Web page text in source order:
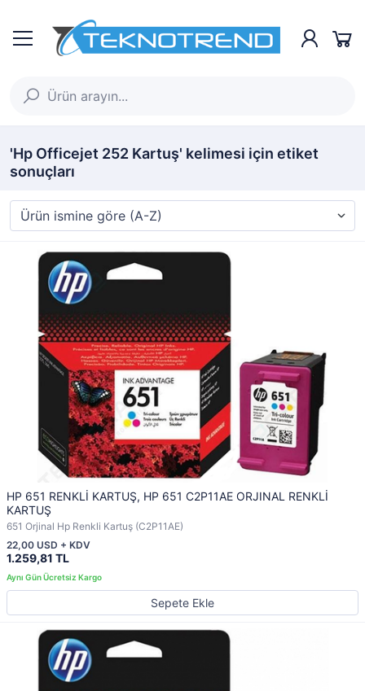
'Hp Officejet 252 Kartuş' kelimesi için etiket
sonuçları
HP 651 RENKLİ KARTUŞ, HP 651 C2P11AE ORJINAL RENKLİ
KARTUŞ
651 Orjinal Hp Renkli Kartuş (C2P11AE)
1.259,81 TL
22,00 USD + KDV
Sepete Ekle